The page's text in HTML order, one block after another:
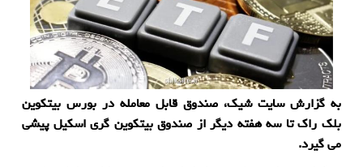
به گزارش سایت شیک، صندوق قابل معامله در بورس بیتکوین
بلک راک تا سه هفته دیگر از صندوق بیتکوین گری اسکیل پیشی
می گیرد.